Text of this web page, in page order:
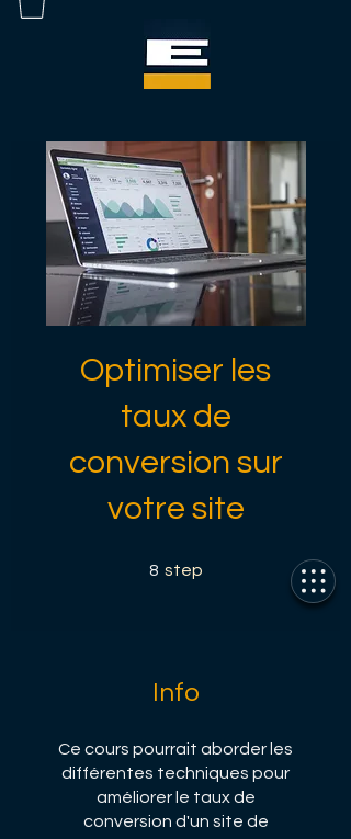
Optimiser les
taux de
conversion sur
votre site
8 step
Info
Ce cours pourrait aborder les
différentes techniques pour
améliorer le taux de
conversion d'un site de